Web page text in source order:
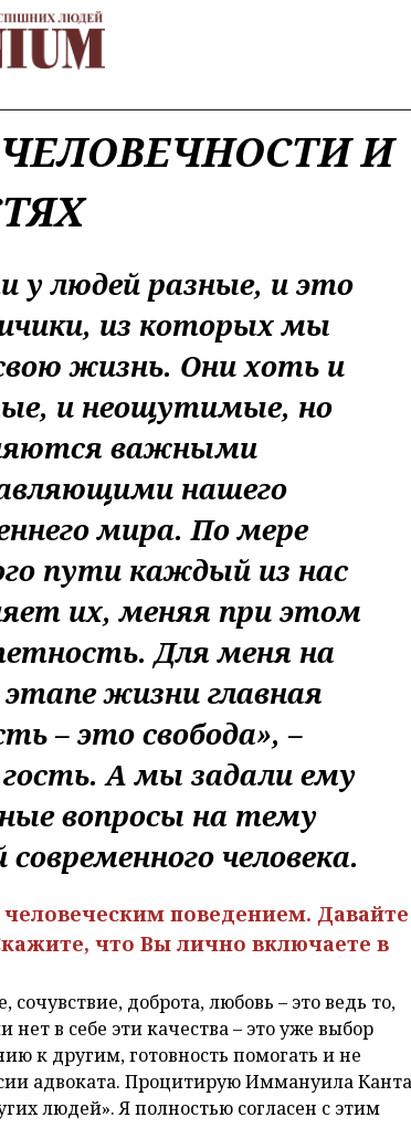
И
у людей разные, и это
из которых мы
жизнь. Они хоть и
и неощутимые, но
важными
нашего
мира. По мере
пути каждый из нас
их, меняя при этом
Для меня на
жизни главная
– это свобода», –
А мы задали ему
вопросы на тему
человека.
поведением. Давайте
что Вы лично включаете в
доброта, любовь – это ведь то,
в себе эти качества – это уже выбор
к другим, готовность помогать и не
адвоката. Процитирую Иммануила
людей». Я полностью согласен с этим